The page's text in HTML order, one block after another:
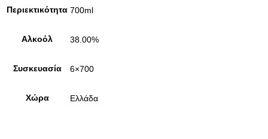
Περιεκτικότητα 700ml
Αλκοόλ 38.00%
Συσκευασία 6×700
Χώρα Ελλάδα